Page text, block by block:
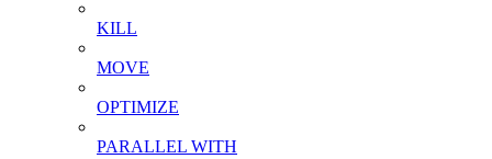
KILL
MOVE
OPTIMIZE
PARALLEL WITH